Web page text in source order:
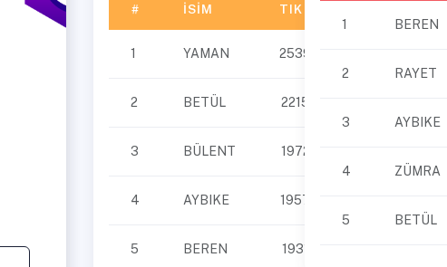
# İSIM TIK
1 YAMAN 2539
2 BETÜL 2215
3 BÜLENT 1972
4 AYBIKE 1957
5 BEREN 1931
1 BEREN
2 RAYET
3 AYBIKE
4 ZÜMRA
5 BETÜL